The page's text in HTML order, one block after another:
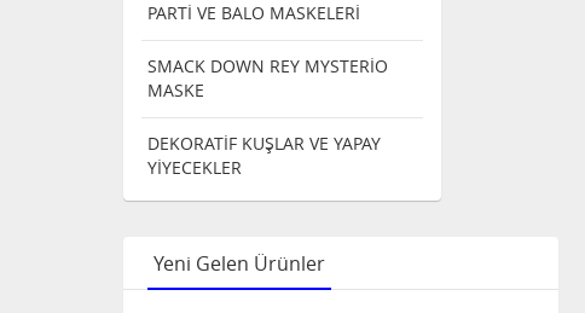
PARTİ VE BALO MASKELERİ
SMACK DOWN REY MYSTERİO
MASKE
DEKORATİF KUŞLAR VE YAPAY
YİYECEKLER
Yeni Gelen Ürünler